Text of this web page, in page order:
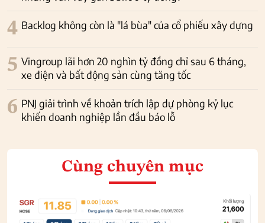
4 Backlog không còn là "lá bùa" của cổ phiếu xây dựng
5 Vingroup lãi hơn 20 nghìn tỷ đồng chỉ sau 6 tháng,
xe điện và bất động sản cùng tăng tốc
6 PNJ giải trình về khoản trích lập dự phòng kỷ lục
khiến doanh nghiệp lần đầu báo lỗ
Cùng chuyên mục